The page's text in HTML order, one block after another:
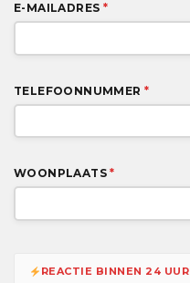
E-MAILADRES *
TELEFOONNUMMER *
WOONPLAATS*
REACTIE BINNEN 24 UUR